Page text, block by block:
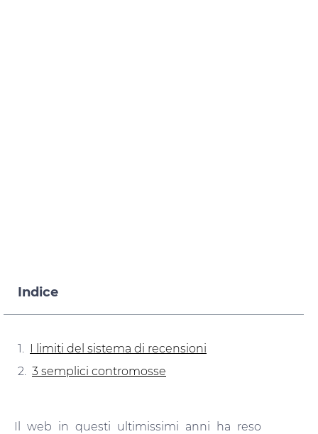
Indice
I limiti del sistema di recensioni
3 semplici contromosse
Il web in questi ultimissimi anni ha reso